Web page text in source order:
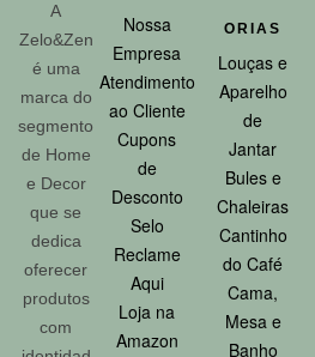
A
Zelo&Zen
é uma
marca do
segmento
de Home
e Decor
que se
dedica
oferecer
produtos
com
Nossa
Empresa
Atendimento
ao Cliente
Cupons
de
Desconto
Selo
Reclame
Aqui
Loja na
Amazon
ORIAS
Louças e
Aparelho
de
Jantar
Bules e
Chaleiras
Cantinho
do Café
Cama,
Mesa e
Banho